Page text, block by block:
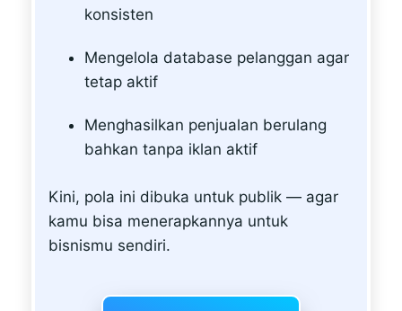
konsisten
Mengelola database pelanggan agar
tetap aktif
Menghasilkan penjualan berulang
bahkan tanpa iklan aktif
Kini, pola ini dibuka untuk publik — agar
kamu bisa menerapkannya untuk
bisnismu sendiri.